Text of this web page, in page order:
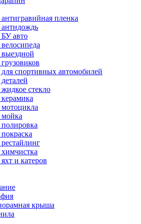
пленка
авто
спортивных автомобилей
стекло
и катеров
крыша